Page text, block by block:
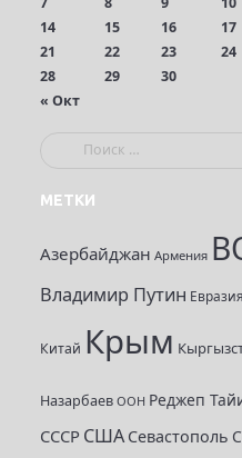
« Окт
14
15 16 17
21
22 23 24
28
29 30
и
:
МЕТКИ
Азербайджан Армения
Владимир Путин Евразия
Китай Крым
Назарбаев ООН Реджеп
СССР США Севастополь